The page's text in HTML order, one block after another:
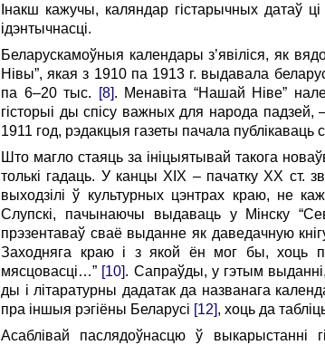
Інакш кажучы, каляндар гістарычных датаў
ідэнтычнасці.
Беларускамоўныя календары з’явіліся, як
Нівы”, якая з 1910 па 1913 г. выдавала
па 6–20 тыс.
[8]. Менавіта “Нашай Ніве”
гісторыі ды спісу важных для народа падзей,
1911 год, рэдакцыя газеты пачала публікаваць
Што магло стаяць за ініцыятывай такога
толькі гадаць. У канцы ХІХ – пачатку ХХ ст.
выходзілі ў культурных цэнтрах краю, не
Слупскі, пачынаючы выдаваць у Мінску
прэзентаваў сваё выданне як даведачную
Заходняга краю і з якой ён мог бы, хоць
мясцовасці…” [10]. Сапраўды, у гэтым
ды і літаратурны дадатак да названага
пра іншыя рэгіёны Беларусі [12], хоць да
Асаблівай паслядоўнасцю ў выкарыстанні